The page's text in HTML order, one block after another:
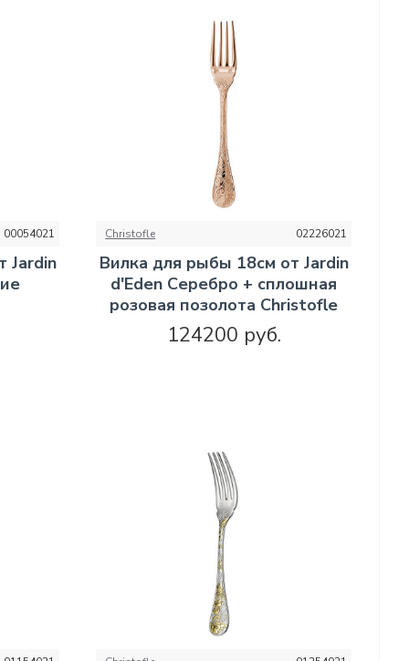
00054021
Jardin
Christofle 02226021
Вилка для рыбы 18см от Jardin
d'Eden Серебро + сплошная
розовая позолота Christofle
124200 руб.